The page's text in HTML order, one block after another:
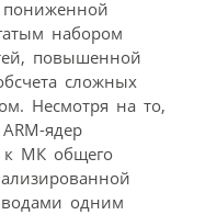
пониженной
набором
повышенной
сложных
Несмотря на то,
ядер
к МК общего
одним